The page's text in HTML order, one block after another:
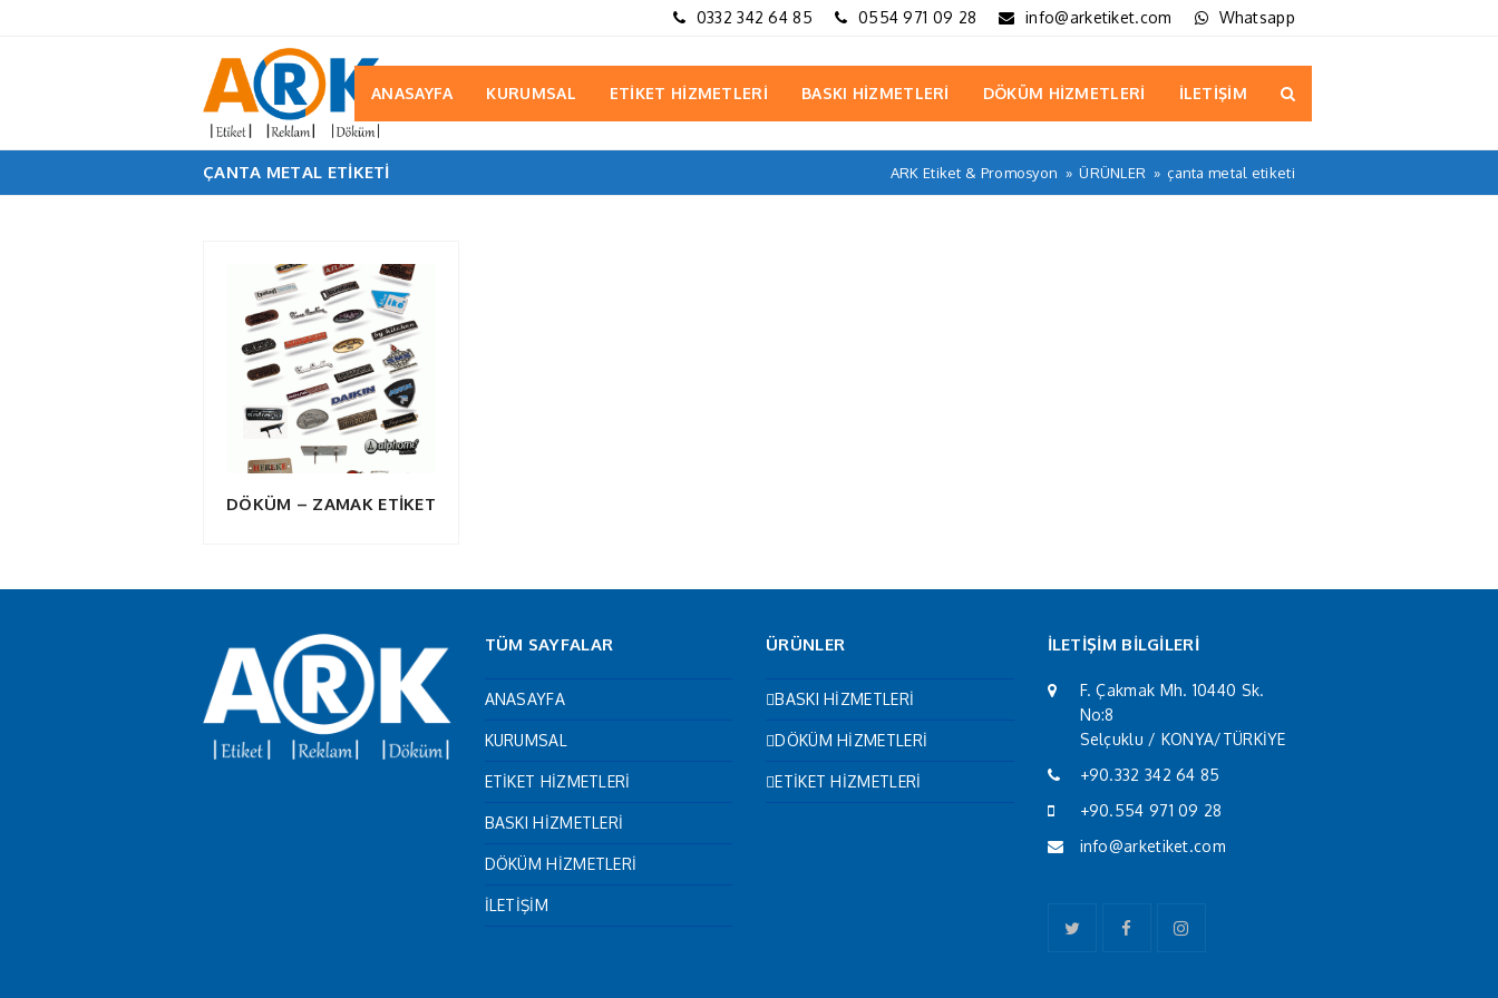
0332 342 64 85 0554 971 09 28 info@arketiket.com Whatsapp
ANASAYFA KURUMSAL ETİKET HİZMETLERİ BASKI HİZMETLERİ DÖKÜM HİZMETLERİ İLETİŞİM
ÇANTA METAL ETIKETI ARK Etiket & Promosyon » ÜRÜNLER » çanta metal etiketi
DÖKÜM – ZAMAK ETİKET
TÜM SAYFALAR
ANASAYFA
KURUMSAL
ETİKET HİZMETLERİ
BASKI HİZMETLERİ
DÖKÜM HİZMETLERİ
İLETİŞİM
ÜRÜNLER
BASKI HİZMETLERİ
DÖKÜM HİZMETLERİ
ETİKET HİZMETLERİ
İLETİŞİM BİLGİLERİ
F. Çakmak Mh. 10440 Sk.
No:8
Selçuklu / KONYA/TÜRKİYE
+90.332 342 64 85
+90.554 971 09 28
info@arketiket.com
TwitterFacebookInstagram